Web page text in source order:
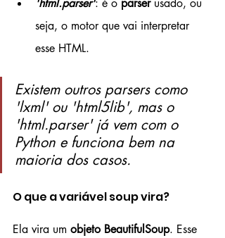
'html.parser': é o parser usado, ou
seja, o motor que vai interpretar
esse HTML.
Existem outros parsers como
'lxml' ou 'html5lib', mas o
'html.parser' já vem com o
Python e funciona bem na
maioria dos casos.
O que a variável soup vira?
Ela vira um objeto BeautifulSoup. Esse